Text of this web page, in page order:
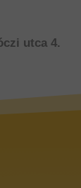
utca 4.